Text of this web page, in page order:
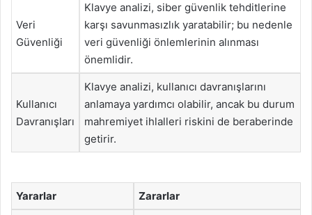
Veri
Güvenliği
Klavye analizi, siber güvenlik tehditlerine
karşı savunmasızlık yaratabilir; bu nedenle
veri güvenliği önlemlerinin alınması
önemlidir.
Kullanıcı
Davranışları
Klavye analizi, kullanıcı davranışlarını
anlamaya yardımcı olabilir, ancak bu durum
mahremiyet ihlalleri riskini de beraberinde
getirir.
Yararlar Zararlar